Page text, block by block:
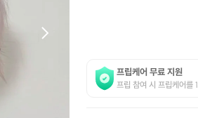
프립케어 무료 지원
프립 참여 시 프립케어를